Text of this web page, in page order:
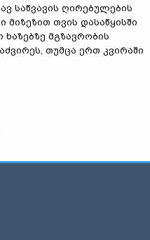
საწვავის ღირებულების
თვის დასაწყისში
მგზავრობის
თუმცა ერთ კვირაში